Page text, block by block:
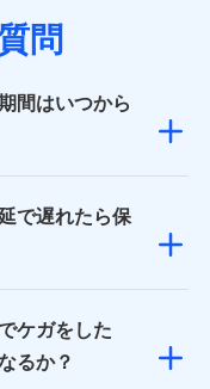
問
間はいつから
で遅れたら保
ケガをした
るか？